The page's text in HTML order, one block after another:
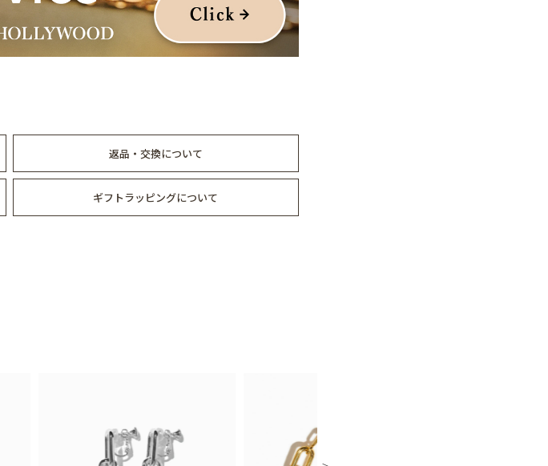
返品・交換について
ギフトラッピングについて